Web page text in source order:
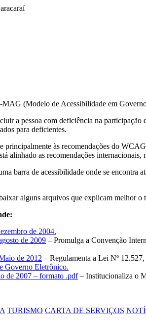
MAG (Modelo de Acessibilidade em
a pessoa com deficiência na
para deficientes.
principalmente às recomendações do
alinhado as recomendações internacionais,
barra de acessibilidade onde se encontra
alguns arquivos que explicam melhor
de 2004.
de 2009 – Promulga a Convenção
de 2012 – Regulamenta a Lei Nº
Governo Eletrônico.
de 2007 – formato .pdf– Institucionaliza o
TURISMO CARTA DE SERVIÇOS